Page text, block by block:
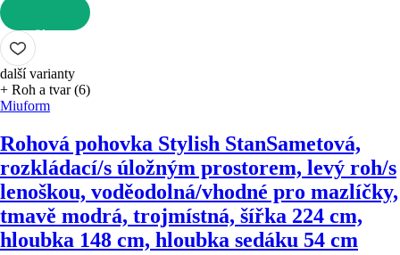
DO KOŠÍKU
další varianty
+ Roh a tvar (6)
Miuform
Rohová pohovka Stylish StanSametová,
rozkládací/s úložným prostorem, levý roh/s
lenoškou, voděodolná/vhodné pro mazlíčky,
tmavě modrá, trojmístná, šířka 224 cm,
hloubka 148 cm, hloubka sedáku 54 cm